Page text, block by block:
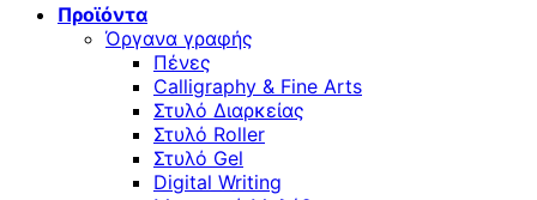
Προϊόντα
Όργανα γραφής
Πένες
Calligraphy & Fine Arts
Στυλό Διαρκείας
Στυλό Roller
Στυλό Gel
Digital Writing